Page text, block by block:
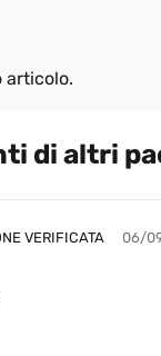
articolo.
di altri
VERIFICATA 06/